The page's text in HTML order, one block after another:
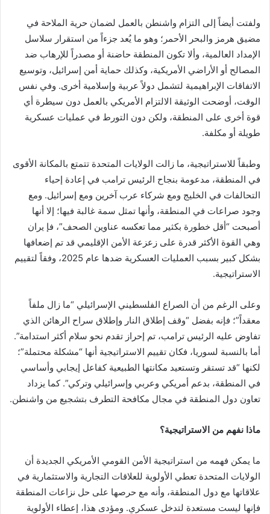
ولفتت أيضاً إلى التزام واشنطن بالعمل لضمان حرية الملاحة في
مضيق هرمز والبحر الأحمر؛ وهو ما يُعد جزءاً من استقرار سلاسل
الإمداد العالمية، وألا تكون المنطقة حاضنة أو مصدراً للإرهاب ضد
المصالح أو الأراضي الأمريكية، وكذلك حماية أمن إسرائيل، وتوسيع
الاتفاقات الإبراهيمية لتشمل دولاً عربية وإسلامية أخرى. وفي نفس
الوقت، أوضحت الوثيقة الالتزام الأمريكي بالعمل دون سيطرة أي
قوة أخرى على المنطقة، ولكن دون التورط في عمليات عسكرية
طويلة أو مكلفة.
وطبقاً للاستراتيجية، ما زالت الولايات المتحدة تتمتع بالمكانة الأقوى
في المنطقة، مدعومة بنجاح الرئيس ترامب في إعادة إحياء
التحالفات في الخليج ومع شركاء عرب آخرين ومع إسرائيل. ومع
وجود صراعات في المنطقة، وأنها تمثل سمة غالبة فيها؛ إلا أنها
أصبحت “أقل خطورة بكثير مما تعكسه عناوين الصحف”، فإ يران
وهي القوة الأكثر قدرة على زعزعة الأمن الإقليمي قد تم إضعافها
بشكل كبير بسبب العمليات العسكرية ضدها عام 2025، وفقاً لتقييم
الاستراتيجية.
وعلى الرغم من أن الصراع الفلسطيني الإسرائيلي “ما زال ملفاً
معقداً”؛ فإنه بفضل “وقف إطلاق النار وإطلاق سراح الرهائن الذي
تفاوض عليه الرئيس ترامب، تم إحراز تقدم نحو سلام أكثر استدامة”.
أما بالنسبة لسوريا، فكان تقييم الاستراتيجية أنها “مشكلة محتملة”؛
لكنها “قد تستقر وتستعيد مكانتها الطبيعية كفاعل إيجابي وأساسي
في المنطقة، بدعم أمريكي وعربي وإسرائيلي وتركي”. كما يزداد
تعاون دول المنطقة في مجال مكافحة التطرف بتشجيع من واشنطن.
ماذا نفهم من الاستراتيجية؟
ما يمكن فهمه من استراتيجية الأمن القومي الأمريكي الجديدة أن
الولايات المتحدة تعطي الأولوية للعلاقات التجارية والاستثمارية في
علاقاتها مع دول المنطقة، وأنه مع حرصها على حل نزاعات المنطقة
فإنها ليست مستعدة لتدخل عسكري. ومؤدى هذا، إعطاء الأولوية